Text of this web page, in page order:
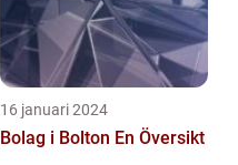
16 januari 2024
Bolag i Bolton En Översikt